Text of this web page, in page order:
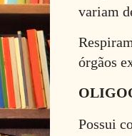
variam
órgãos
Possui